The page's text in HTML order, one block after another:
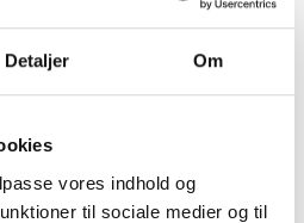
Detaljer Om
vores indhold og
til sociale medier og til
mellem